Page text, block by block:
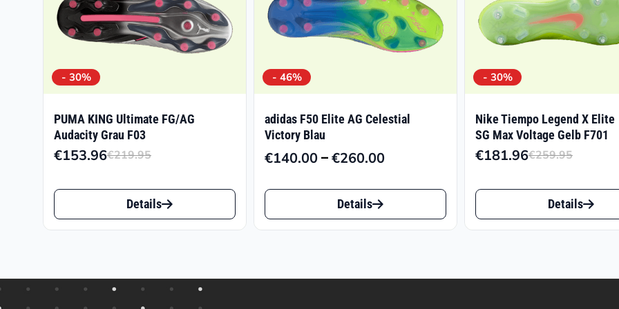
- 30%
PUMA KING Ultimate FG/AG
Audacity Grau F03
€219.95
war:
€219.95
€153.96
ist:
€153.96.
Dieses
Produkt
Varianten
Details
- 46%
adidas F50 Elite AG Celestial
Victory Blau
€140.00–€260.00Preisspanne:
€260.00
Dieses
Produkt
Details
- 30%
Nike Tiempo Legend X Elite
SG Max Voltage Gelb F701
€259.95
war:
€181.96
ist:
Dieses
Produkt
Details